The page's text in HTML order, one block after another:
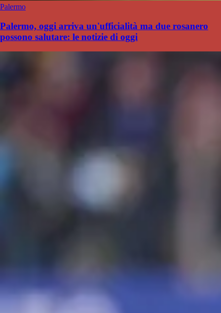
Palermo
Palermo, oggi arriva un'ufficialità ma due rosanero
possono salutare: le notizie di oggi